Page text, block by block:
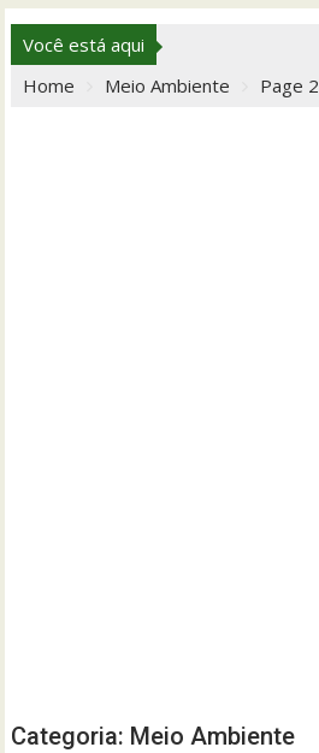
Você está aqui
Home
Meio Ambiente Page 2
Categoria: Meio Ambiente